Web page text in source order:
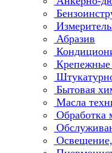
Абразив
Крепежные
Бытовая
Масла
Обработка
Освещение,